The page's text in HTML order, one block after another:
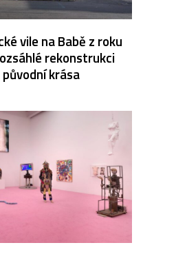
vile na Babě z roku
rekonstrukci
krása